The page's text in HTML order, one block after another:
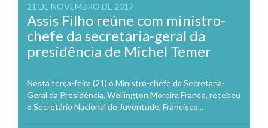
21 DE NOVEMBRO DE 2017
Assis Filho reúne com ministro-
chefe da secretaria-geral da
presidência de Michel Temer
Nesta terça-feira (21) o Ministro-chefe da Secretaria-
Geral da Presidência, Wellington Moreira Franco, recebeu
o Secretário Nacional de Juventude, Francisco...